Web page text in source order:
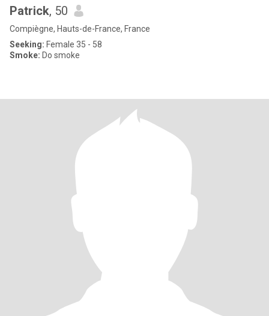
Patrick, 50
Compiègne, Hauts-de-France, France
Seeking: Female 35 - 58
Smoke: Do smoke